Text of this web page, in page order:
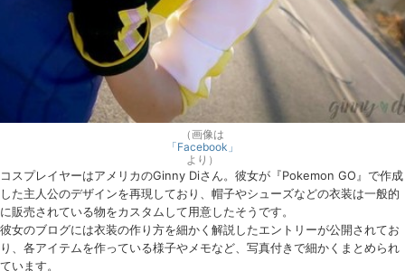
（画像は
「Facebook」
より）
コスプレイヤーはアメリカのGinny Diさん。彼女が『Pokemon GO』で作成
した主人公のデザインを再現しており、帽子やシューズなどの衣装は一般的
に販売されている物をカスタムして用意したそうです。
彼女のブログには衣装の作り方を細かく解説したエントリーが公開されてお
り、各アイテムを作っている様子やメモなど、写真付きで細かくまとめられ
ています。